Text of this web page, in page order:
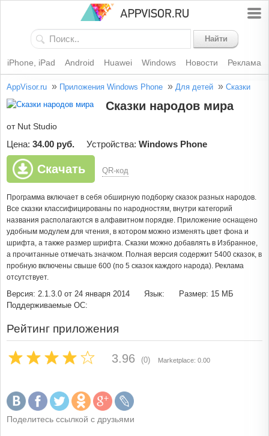
Найти
iPhone, iPad Android Huawei Windows Новости Реклама
AppVisor.ru » Приложения Windows Phone » Для детей » Сказки
Сказки народов мира
от Nut Studio
Цена: 34.00 руб. Устройства: Windows Phone
Скачать QR-код
Программа включает в себя обширную подборку сказок разных народов.
Все сказки классифицированы по народностям, внутри категорий
названия располагаются в алфавитном порядке. Приложение оснащено
удобным модулем для чтения, в котором можно изменять цвет фона и
шрифта, а также размер шрифта. Сказки можно добавлять в Избранное,
а прочитанные отмечать значком. Полная версия содержит 5400 сказок, в
пробную включены свыше 600 (по 5 сказок каждого народа). Реклама
отсутствует.
Версия: 2.1.3.0 от 24 января 2014 Язык:
Размер: 15 МБ
Поддерживаемые ОС:
Рейтинг приложения
3.96 (0) Marketplace: 0.00
Поделитесь ссылкой с друзьями